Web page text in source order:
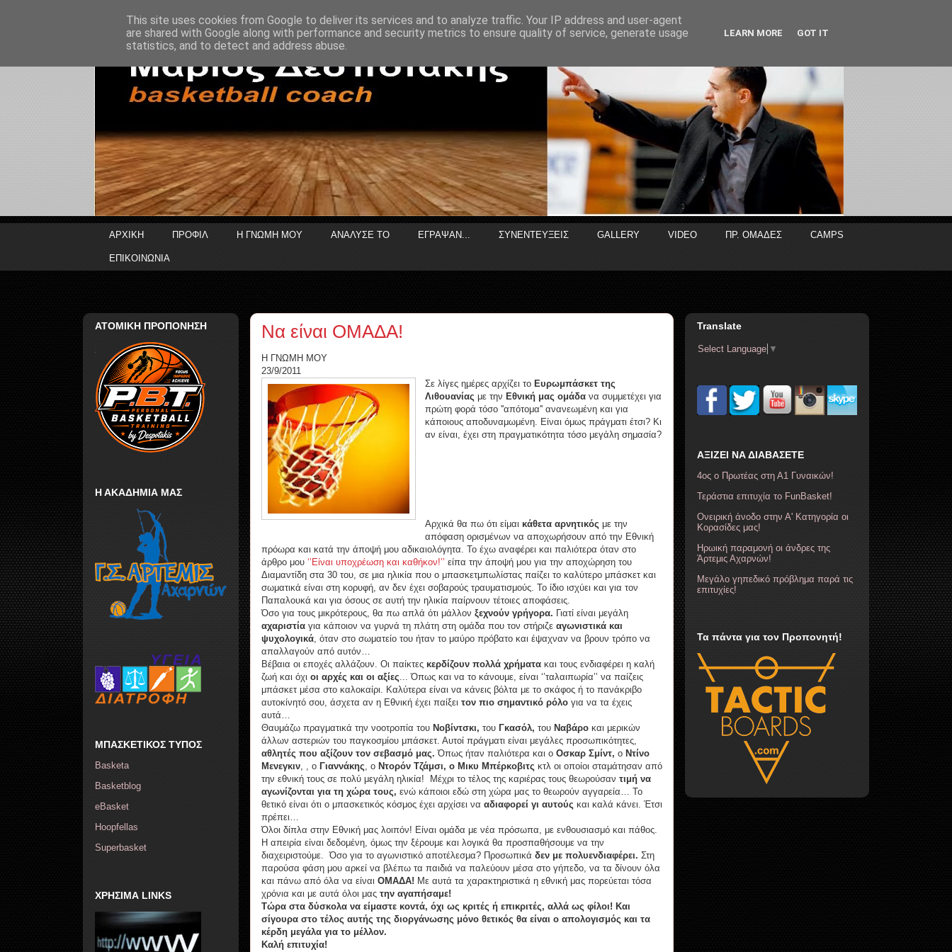
ΑΡΧΙΚΗ ΠΡΟΦΙΛ Η ΓΝΩΜΗ ΜΟΥ ΑΝΑΛΥΣΕ ΤΟ ΕΓΡΑΨΑΝ... ΣΥΝΕΝΤΕΥΞΕΙΣ GALLERY VIDEO ΠΡ. ΟΜΑΔΕΣ CAMPS
ΕΠΙΚΟΙΝΩΝΙΑ
Να είναι ΟΜΑΔΑ!
Η ΓΝΩΜΗ ΜΟΥ
23/9/2011
Σε λίγες ημέρες αρχίζει το Ευρωμπάσκετ της
Λιθουανίας με την Εθνική μας ομάδα να συμμετέχει για
πρώτη φορά τόσο ''απότομα'' ανανεωμένη και για
κάποιους αποδυναμωμένη. Είναι όμως πράγματι έτσι? Κι
αν είναι, έχει στη πραγματικότητα τόσο μεγάλη σημασία?
Αρχικά θα πω ότι είμαι κάθετα αρνητικός με την
απόφαση ορισμένων να αποχωρήσουν από την Εθνική
πρόωρα και κατά την άποψή μου αδικαιολόγητα. Το έχω αναφέρει και παλιότερα όταν στο
άρθρο μου ‘’Είναι υποχρέωση και καθήκον!’’ είπα την άποψή μου για την αποχώρηση του
Διαμαντίδη στα 30 του, σε μια ηλικία που ο μπασκετμπωλίστας παίζει το καλύτερο μπάσκετ και
σωματικά είναι στη κορυφή, αν δεν έχει σοβαρούς τραυματισμούς. Το ίδιο ισχύει και για τον
Παπαλουκά και για όσους σε αυτή την ηλικία παίρνουν τέτοιες αποφάσεις.
Όσο για τους μικρότερους, θα πω απλά ότι μάλλον ξεχνούν γρήγορα. Γιατί είναι μεγάλη
αχαριστία για κάποιον να γυρνά τη πλάτη στη ομάδα που τον στήριζε αγωνιστικά και
ψυχολογικά, όταν στο σωματείο του ήταν το μαύρο πρόβατο και έψαχναν να βρουν τρόπο να
απαλλαγούν από αυτόν…
Βέβαια οι εποχές αλλάζουν. Οι παίκτες κερδίζουν πολλά χρήματα και τους ενδιαφέρει η καλή
ζωή και όχι οι αρχές και οι αξίες... Όπως και να το κάνουμε, είναι ‘’ταλαιπωρία’’ να παίζεις
μπάσκετ μέσα στο καλοκαίρι. Καλύτερα είναι να κάνεις βόλτα με το σκάφος ή το πανάκριβο
αυτοκίνητό σου, άσχετα αν η Εθνική έχει παίξει τον πιο σημαντικό ρόλο για να τα έχεις
αυτά…
Θαυμάζω πραγματικά την νοοτροπία του Νοβίντσκι, του Γκασόλ, του Ναβάρο και μερικών
άλλων αστεριών του παγκοσμίου μπάσκετ. Αυτοί πράγματι είναι μεγάλες προσωπικότητες,
αθλητές που αξίζουν τον σεβασμό μας. Όπως ήταν παλιότερα και ο Οσκαρ Σμίντ, ο Ντίνο
Μενεγκιν, , ο Γιαννάκης, ο Ντορόν Τζάμσι, ο Μικυ Μπέρκοβιτς κτλ οι οποίοι σταμάτησαν από
την εθνική τους σε πολύ μεγάλη ηλικία! Μέχρι το τέλος της καριέρας τους θεωρούσαν τιμή να
αγωνίζονται για τη χώρα τους, ενώ κάποιοι εδώ στη χώρα μας το θεωρούν αγγαρεία… Το
θετικό είναι ότι ο μπασκετικός κόσμος έχει αρχίσει να αδιαφορεί γι αυτούς και καλά κάνει. Έτσι
πρέπει…
Όλοι δίπλα στην Εθνική μας λοιπόν! Είναι ομάδα με νέα πρόσωπα, με ενθουσιασμό και πάθος.
Η απειρία είναι δεδομένη, όμως την ξέρουμε και λογικά θα προσπαθήσουμε να την
διαχειριστούμε. Όσο για το αγωνιστικό αποτέλεσμα? Προσωπικά δεν με πολυενδιαφέρει. Στη
παρούσα φάση μου αρκεί να βλέπω τα παιδιά να παλεύουν μέσα στο γήπεδο, να τα δίνουν όλα
και πάνω από όλα να είναι ΟΜΑΔΑ! Με αυτά τα χαρακτηριστικά η εθνική μας πορεύεται τόσα
χρόνια και με αυτά όλοι μας την αγαπήσαμε!
Τώρα στα δύσκολα να είμαστε κοντά, όχι ως κριτές ή επικριτές, αλλά ως φίλοι! Και
σίγουρα στο τέλος αυτής της διοργάνωσης μόνο θετικός θα είναι ο απολογισμός και τα
κέρδη μεγάλα για το μέλλον.
Καλή επιτυχία!
ΑΤΟΜΙΚΗ ΠΡΟΠΟΝΗΣΗ
Η ΑΚΑΔΗΜΙΑ ΜΑΣ
ΜΠΑΣΚΕΤΙΚΟΣ ΤΥΠΟΣ
Basketa
Basketblog
eBasket
Hoopfellas
Superbasket
ΧΡΗΣΙΜΑ LINKS
Translate
Select Language ▼
ΑΞΙΖΕΙ ΝΑ ΔΙΑΒΑΣΕΤΕ
4ος ο Πρωτέας στη Α1 Γυναικών!
Τεράστια επιτυχία το FunBasket!
Ονειρική άνοδο στην Α' Κατηγορία οι
Κορασίδες μας!
Ηρωική παραμονή οι άνδρες της
Άρτεμις Αχαρνών!
Μεγάλο γηπεδικό πρόβλημα παρά τις
επιτυχίες!
Τα πάντα για τον Προπονητή!
This site uses cookies from Google to deliver its services and to analyze traffic. Your IP address and user-agent
are shared with Google along with performance and security metrics to ensure quality of service, generate usage
statistics, and to detect and address abuse.
LEARN MORE GOT IT